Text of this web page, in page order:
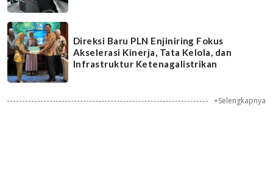
Direksi Baru PLN Enjiniring Fokus
Akselerasi Kinerja, Tata Kelola, dan
Infrastruktur Ketenagalistrikan
+Selengkapnya